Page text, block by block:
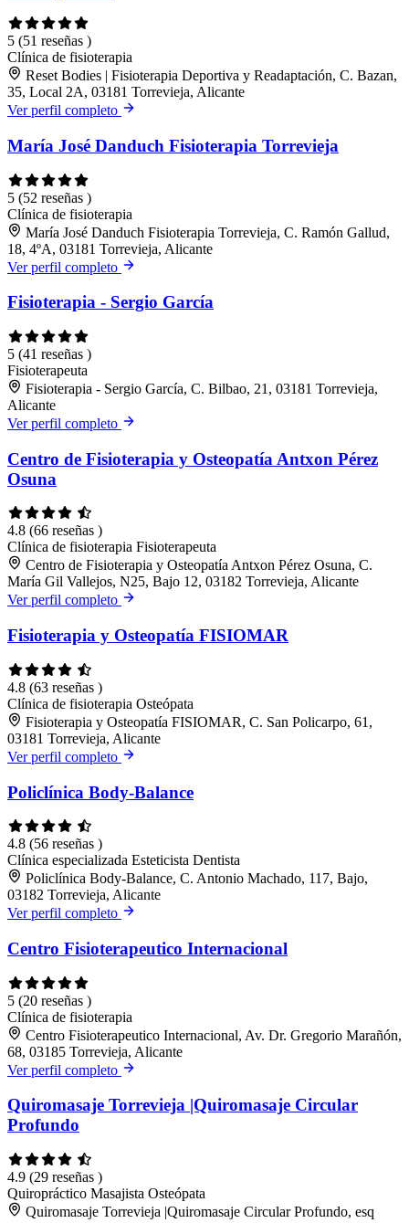
5 (51 reseñas )
Clínica de fisioterapia
Reset Bodies | Fisioterapia Deportiva y Readaptación, C. Bazan,
35, Local 2A, 03181 Torrevieja, Alicante
Ver perfil completo
María José Danduch Fisioterapia Torrevieja
5 (52 reseñas )
Clínica de fisioterapia
María José Danduch Fisioterapia Torrevieja, C. Ramón Gallud,
18, 4ºA, 03181 Torrevieja, Alicante
Ver perfil completo
Fisioterapia - Sergio García
5 (41 reseñas )
Fisioterapeuta
Fisioterapia - Sergio García, C. Bilbao, 21, 03181 Torrevieja,
Alicante
Ver perfil completo
Centro de Fisioterapia y Osteopatía Antxon Pérez
Osuna
4.8 (66 reseñas )
Clínica de fisioterapia Fisioterapeuta
Centro de Fisioterapia y Osteopatía Antxon Pérez Osuna, C.
María Gil Vallejos, N25, Bajo 12, 03182 Torrevieja, Alicante
Ver perfil completo
Fisioterapia y Osteopatía FISIOMAR
4.8 (63 reseñas )
Clínica de fisioterapia Osteópata
Fisioterapia y Osteopatía FISIOMAR, C. San Policarpo, 61,
03181 Torrevieja, Alicante
Ver perfil completo
Policlínica Body-Balance
4.8 (56 reseñas )
Clínica especializada Esteticista Dentista
Policlínica Body-Balance, C. Antonio Machado, 117, Bajo,
03182 Torrevieja, Alicante
Ver perfil completo
Centro Fisioterapeutico Internacional
5 (20 reseñas )
Clínica de fisioterapia
Centro Fisioterapeutico Internacional, Av. Dr. Gregorio Marañón,
68, 03185 Torrevieja, Alicante
Ver perfil completo
Quiromasaje Torrevieja |Quiromasaje Circular
Profundo
4.9 (29 reseñas )
Quiropráctico Masajista Osteópata
Quiromasaje Torrevieja |Quiromasaje Circular Profundo, esq